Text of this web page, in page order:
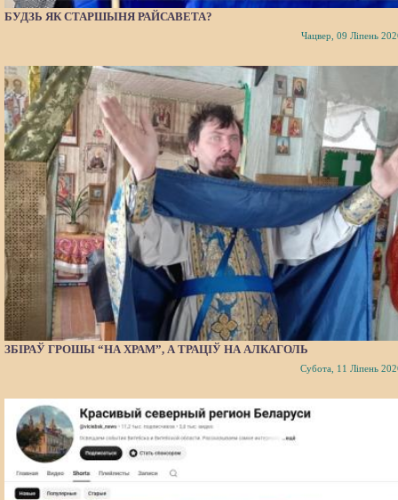
БУДЗЬ ЯК СТАРШЫНЯ РАЙСАВЕТА?
Чацвер, 09 Ліпень
ЗБІРАЎ ГРОШЫ “НА ХРАМ”, А ТРАЦІЎ НА АЛКАГОЛЬ
Субота, 11 Ліпень